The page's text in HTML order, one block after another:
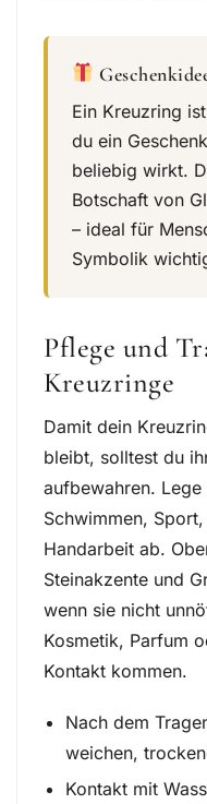
Ein Kreuzring
du ein
beliebig wirkt.
Botschaft von
– ideal für
Symbolik
Pflege und
Kreuzringe
Damit dein
bleibt, solltest du
aufbewahren.
Schwimmen,
Handarbeit ab.
Steinakzente und
wenn sie nicht
Kosmetik, Parfum
Kontakt kommen.
Nach dem
weichen,
Kontakt mit